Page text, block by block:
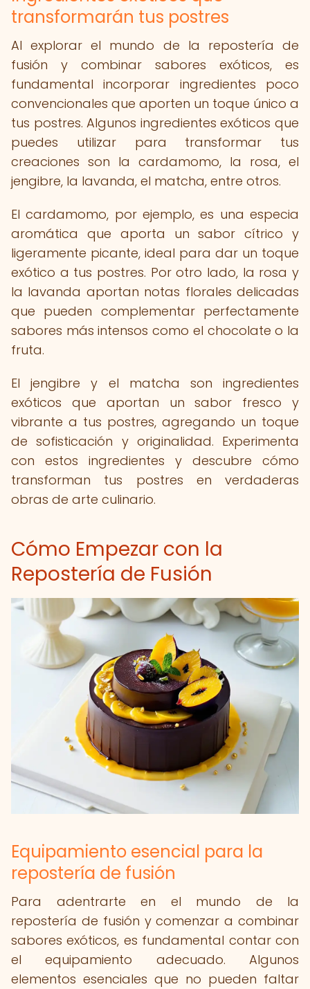
transformarán tus postres
Al explorar el mundo de la repostería de
fusión y combinar sabores exóticos, es
fundamental incorporar ingredientes poco
convencionales que aporten un toque único a
tus postres. Algunos ingredientes exóticos que
puedes utilizar para transformar tus
creaciones son la cardamomo, la rosa, el
jengibre, la lavanda, el matcha, entre otros.
El cardamomo, por ejemplo, es una especia
aromática que aporta un sabor cítrico y
ligeramente picante, ideal para dar un toque
exótico a tus postres. Por otro lado, la rosa y
la lavanda aportan notas florales delicadas
que pueden complementar perfectamente
sabores más intensos como el chocolate o la
fruta.
El jengibre y el matcha son ingredientes
exóticos que aportan un sabor fresco y
vibrante a tus postres, agregando un toque
de sofisticación y originalidad. Experimenta
con estos ingredientes y descubre cómo
transforman tus postres en verdaderas
obras de arte culinario.
Cómo Empezar con la
Repostería de Fusión
Equipamiento esencial para la
repostería de fusión
Para adentrarte en el mundo de la
repostería de fusión y comenzar a combinar
sabores exóticos, es fundamental contar con
el equipamiento adecuado. Algunos
elementos esenciales que no pueden faltar